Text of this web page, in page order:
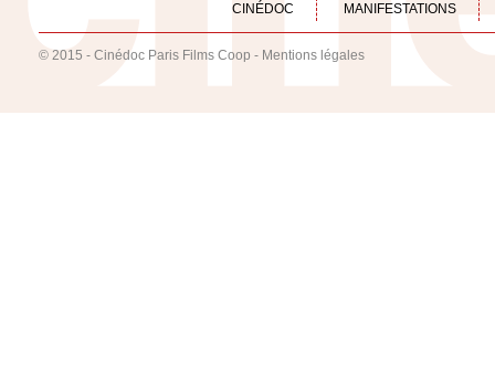
CINÉDOC MANIFESTATIONS
© 2015 - Cinédoc Paris Films Coop - Mentions légales